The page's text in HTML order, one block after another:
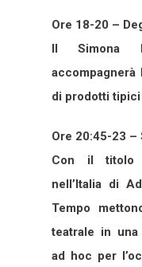
Ore 18-20 –
Il Simona
accompagnerà
di prodotti
Ore 20:45-23 –
Con il titolo
nell’Italia di
Tempo
teatrale in una
ad hoc per